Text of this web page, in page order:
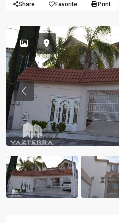
Share Favorite Print
Previous